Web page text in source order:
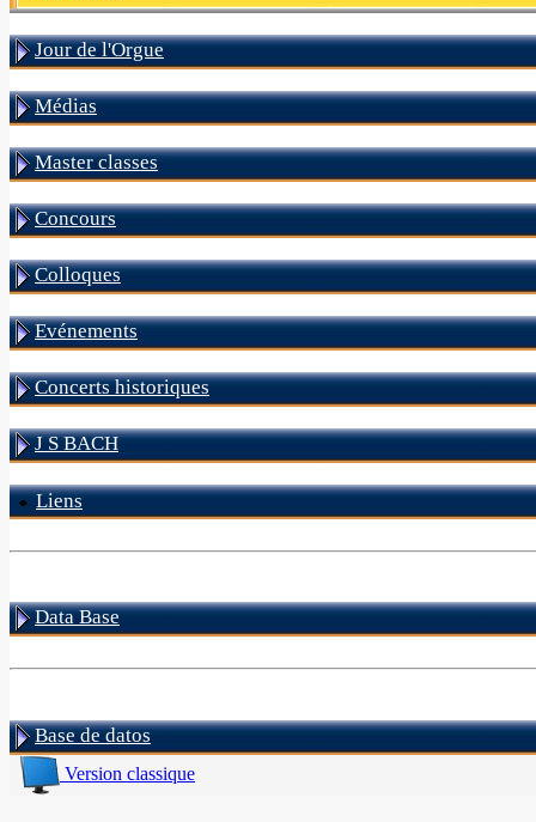
Jour de l'Orgue
Médias
Master classes
Concours
Colloques
Evénements
Concerts historiques
J S BACH
Liens
Data Base
Base de datos
Version classique